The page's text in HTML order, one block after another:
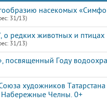
насекомых
31/13)
о редких животных и
31/13)
посвященный Году
художников
Челны. 0+